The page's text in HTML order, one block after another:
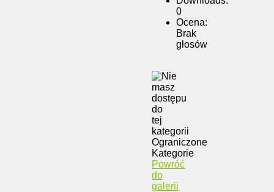
0
Ocena:
Brak
głosów
Ograniczone
Kategorie
Powróć
do
galerii